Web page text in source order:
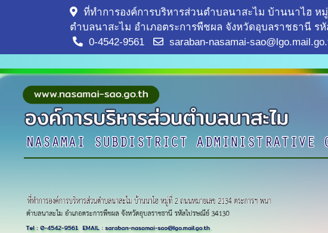
ที่ทำการองค์การบริหารส่วนตำบลนาสะไม บ้านนาไฮ ห
ตำบลนาสะไม อำเภอตระการพืชผล จังหวัดอุบลราชธานี ร
0-4542-9561
saraban-nasamai-